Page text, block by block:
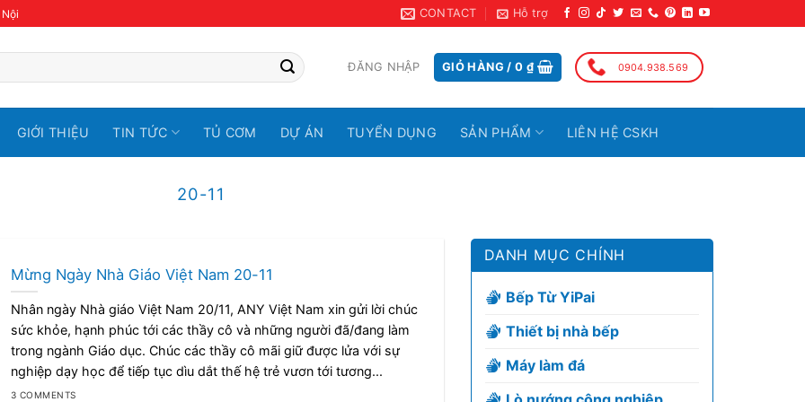
CONTACT Hỗ trợ
ĐĂNG NHẬP GIỎ HÀNG /0 ₫ 0904.938.569
GIỚI THIỆU TIN TỨC TỦ CƠM DỰ ÁN TUYỂN DỤNG SẢN PHẨM LIÊN HỆ CSKH
20-11
Mừng Ngày Nhà Giáo Việt Nam 20-11
Nhân ngày Nhà giáo Việt Nam 20/11, ANY Việt Nam xin gửi lời chúc
sức khỏe, hạnh phúc tới các thầy cô và những người đã/đang làm
trong ngành Giáo dục. Chúc các thầy cô mãi giữ được lửa với sự
nghiệp dạy học để tiếp tục dìu dắt thế hệ trẻ vươn tới tương...
3 COMMENTS
DANH MỤC CHÍNH
Bếp Từ YiPai
Thiết bị nhà bếp
Máy làm đá